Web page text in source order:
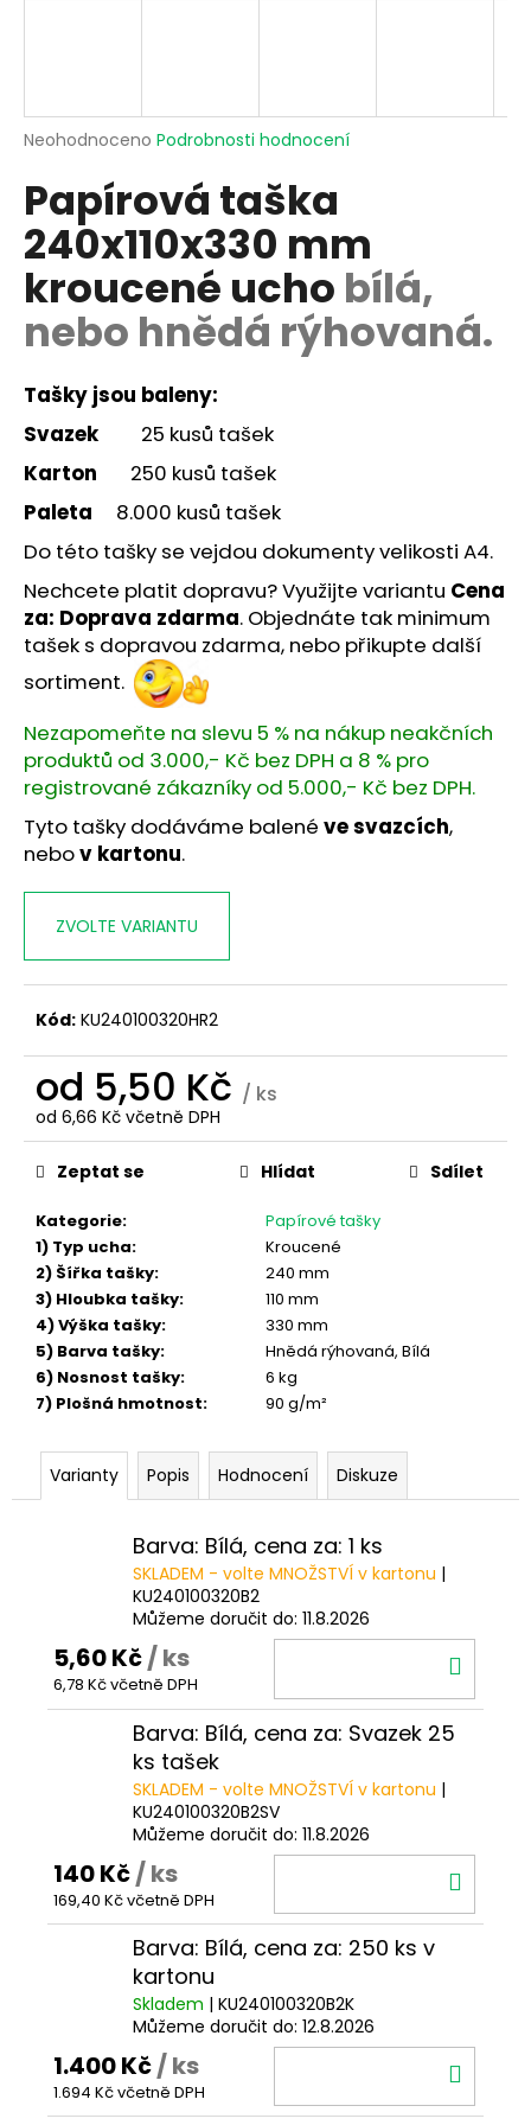
Průměrné
produktu
je
0,0
z
5
hvězdiček.
Neohodnoceno Podrobnosti hodnocení
Papírová taška
240x110x330 mm
kroucené ucho bílá,
nebo hnědá rýhovaná.
Tašky jsou baleny:
Svazek 25 kusů tašek
Karton 250 kusů tašek
Paleta 8.000 kusů tašek
Do této tašky se vejdou dokumenty velikosti A4.
Nechcete platit dopravu? Využijte variantu Cena
za: Doprava zdarma. Objednáte tak minimum
tašek s dopravou zdarma, nebo přikupte další
sortiment.
Nezapomeňte na slevu 5 % na nákup neakčních
produktů od 3.000,- Kč bez DPH a 8 % pro
registrované zákazníky od 5.000,- Kč bez DPH.
Tyto tašky dodáváme balené ve svazcích,
nebov kartonu.
ZVOLTE VARIANTU
Kód: KU240100320HR2
od 5,50 Kč / ks
od 6,66 Kč včetně DPH
Měrná
cena:
Kategorie:
Papírové tašky
1) Typ ucha:
Kroucené
2) Šířka tašky:
240 mm
3) Hloubka tašky:
110 mm
4) Výška tašky:
330 mm
5) Barva tašky:
Hnědá rýhovaná, Bílá
6) Nosnost tašky:
6 kg
7) Plošná hmotnost: 90 g/m²
Zeptat se Hlídat Sdílet
Varianty Popis Hodnocení Diskuze
Barva: Bílá, cena za: 1 ks
SKLADEM - volte MNOŽSTVÍ v kartonu |
KU240100320B2
Můžeme doručit do: 11.8.2026
5,60 Kč/ ks
6,78 Kč včetně DPH
Barva: Bílá, cena za: Svazek 25
ks tašek
SKLADEM - volte MNOŽSTVÍ v kartonu |
KU240100320B2SV
Můžeme doručit do: 11.8.2026
140 Kč/ ks
169,40 Kč včetně DPH
Barva: Bílá, cena za: 250 ks v
kartonu
Skladem | KU240100320B2K
Můžeme doručit do: 12.8.2026
1.400 Kč/ ks
1.694 Kč včetně DPH
t
?
HLEDAT
o
p
r
u
u
j
e
m
TERMO
KOTOUČEK
57/35/12
BPA
14M
(57MM
X